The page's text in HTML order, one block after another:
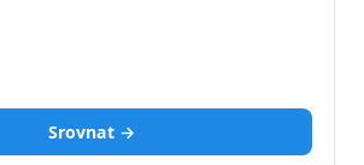
Srovnat →